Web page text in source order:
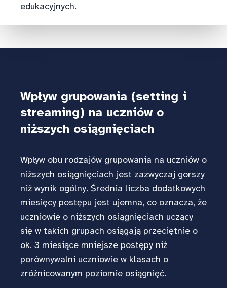
edukacyjnych.
Wpływ grupowania (setting i
streaming) na uczniów o
niższych osiągnięciach
Wpływ obu rodzajów grupowania na uczniów o
niższych osiągnięciach jest zazwyczaj gorszy
niż wynik ogólny. Średnia liczba dodatkowych
miesięcy postępu jest ujemna, co oznacza, że
uczniowie o niższych osiągnięciach uczący
się w takich grupach osiągają przeciętnie o
ok. 3 miesiące mniejsze postępy niż
porównywalni uczniowie w klasach o
zróżnicowanym poziomie osiągnięć.